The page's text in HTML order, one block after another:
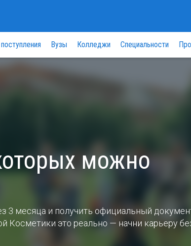
Вузы Колледжи Специальности
можно
3 месяца и получить официальный
Косметики это реально — начни карьеру